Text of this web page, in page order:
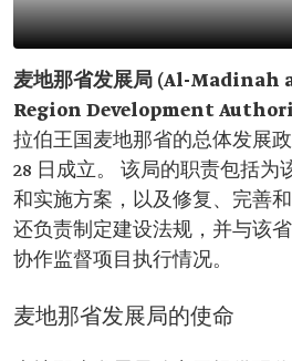
麦地那省发展局 (Al-
Region Development
拉伯王国麦地那省的总体发展政
28 日成立。 该局的职责包括为
和实施方案，以及修复、完善
还负责制定建设法规，并与该
协作监督项目执行情况。
麦地那省发展局的使命